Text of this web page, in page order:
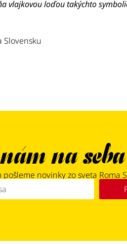
loďou takýchto
Slovensku
na
pošleme novinky zo sveta Roma